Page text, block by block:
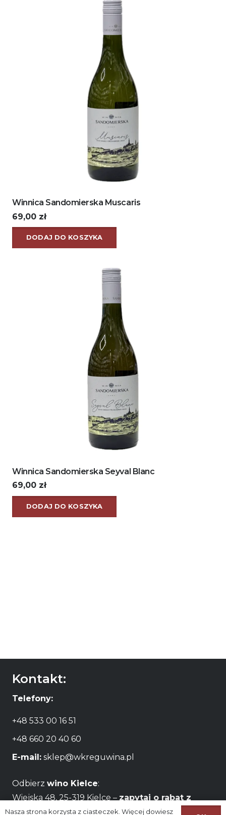
Winnica Sandomierska Muscaris
69,00 zł
DODAJ DO KOSZYKA
Winnica Sandomierska Seyval Blanc
69,00 zł
DODAJ DO KOSZYKA
Kontakt:
Telefony:
+48 533 00 16 51
+48 660 20 40 60
E-mail: sklep@wkreguwina.pl
Odbierz wino Kielce:
Wiejska 48, 25-319 Kielce – zapytaj o rabat z
odbiorem osobistym
Nasza strona korzysta z ciasteczek. Więcej dowiesz